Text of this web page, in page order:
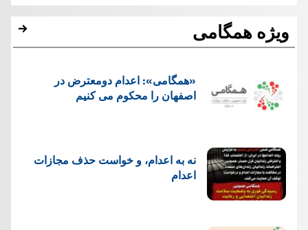
ویژه همگامی
«همگامی»: اعدام دومعترض در
اصفهان را محکوم می کنیم
نه به اعدام، و خواست حذف مجازات
اعدام